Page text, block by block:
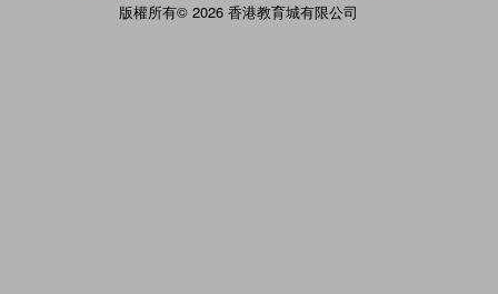
版權所有© 2026 香港教育城有限公司